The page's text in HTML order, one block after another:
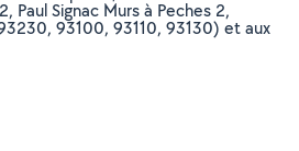
Paul Signac Murs à Peches 2,
93100, 93110, 93130) et aux